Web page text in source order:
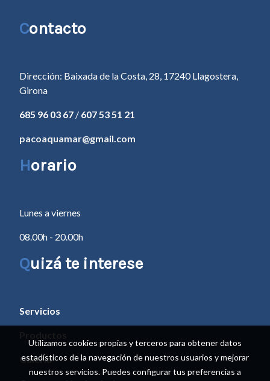
Contacto
Dirección: Baixada de la Costa, 28, 17240 Llagostera,
Girona
685 96 03 67 / 607 53 51 21
pacoaquamar@gmail.com
Horario
Lunes a viernes
08.00h - 20.00h
Quizá te interese
Servicios
Galería
Utilizamos cookies propias y terceros para obtener datos
estadísticos de la navegación de nuestros usuarios y mejorar
nuestros servicios. Puedes configurar tus preferencias a